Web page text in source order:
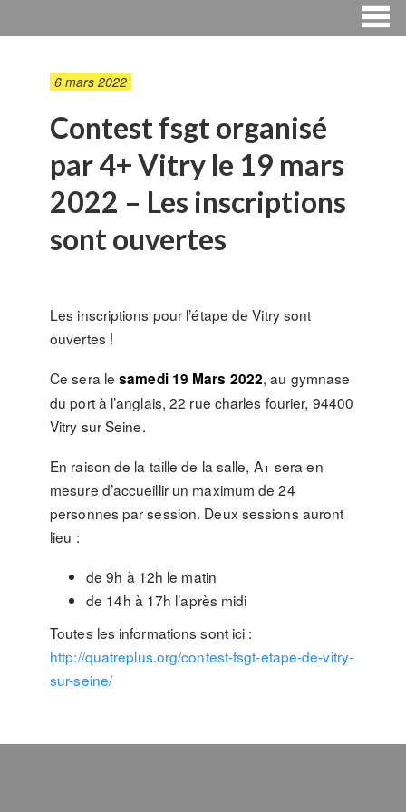
6 mars 2022
Contest fsgt organisé
par 4+ Vitry le 19 mars
2022 – Les inscriptions
sont ouvertes
Les inscriptions pour l’étape de Vitry sont
ouvertes !
Ce sera lesamedi 19 Mars 2022, au gymnase
du port à l’anglais, 22 rue charles fourier, 94400
Vitry sur Seine.
En raison de la taille de la salle, A+ sera en
mesure d’accueillir un maximum de 24
personnes par session. Deux sessions auront
lieu :
de 9h à 12h le matin
de 14h à 17h l’après midi
Toutes les informations sont ici :
http://quatreplus.org/contest-fsgt-etape-de-vitry-
sur-seine/